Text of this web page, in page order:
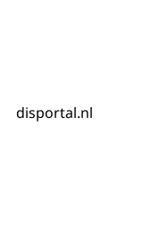
disportal.nl